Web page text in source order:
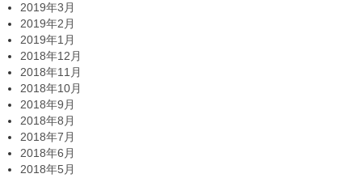
2019年3月
2019年2月
2019年1月
2018年12月
2018年11月
2018年10月
2018年9月
2018年8月
2018年7月
2018年6月
2018年5月